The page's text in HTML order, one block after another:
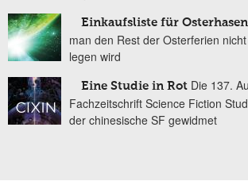
Einkaufsliste für Osterhasen
man den Rest der Osterferien
legen wird
Eine Studie in Rot Die 137.
Fachzeitschrift Science Fiction
der chinesische SF gewidmet